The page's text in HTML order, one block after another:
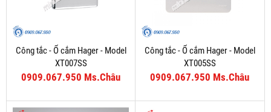
Công tắc - Ổ cắm Hager - Model
XT007SS
0909.067.950 Ms.Châu
Công tắc - Ổ cắm Hager - Model
XT005SS
0909.067.950 Ms.Châu